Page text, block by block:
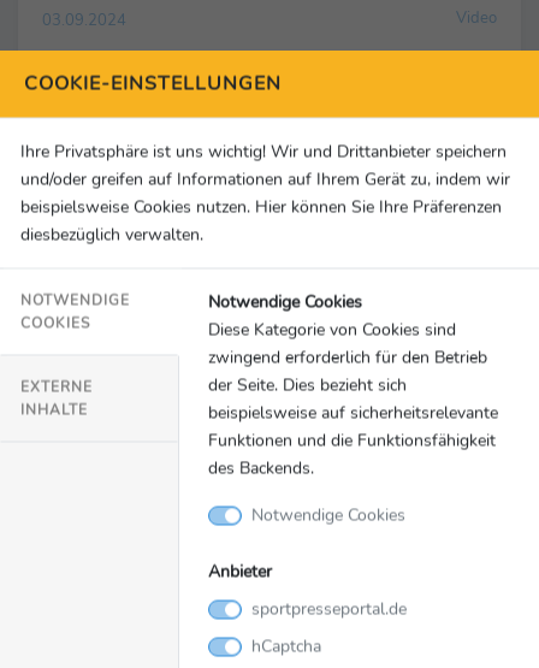
03.09.2024 Video
besucht das Deutsche Haus
Video
Team Deutschland Paralympics zieht Bilanz
COOKIE-EINSTELLUNGEN
Ihre Privatsphäre ist uns wichtig! Wir und Drittanbieter speichern
und/oder greifen auf Informationen auf Ihrem Gerät zu, indem wir
beispielsweise Cookies nutzen. Hier können Sie Ihre Präferenzen
diesbezüglich verwalten.
NOTWENDIGE
COOKIES
EXTERNE
INHALTE
Notwendige Cookies
Diese Kategorie von Cookies sind
zwingend erforderlich für den Betrieb
der Seite. Dies bezieht sich
beispielsweise auf sicherheitsrelevante
Funktionen und die Funktionsfähigkeit
des Backends.
Notwendige Cookies
Anbieter
sportpresseportal.de
hCaptcha